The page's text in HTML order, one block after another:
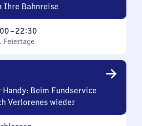
Ihre Bahnreise
–22:30
Feiertage
Beim Fundservice
Verlorenes wieder